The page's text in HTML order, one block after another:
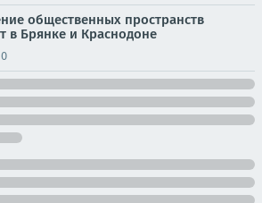
общественных пространств
в Брянке и Краснодоне